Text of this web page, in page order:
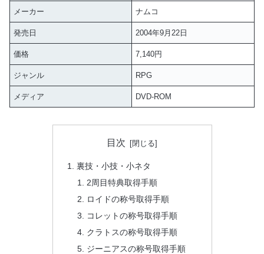
メーカー ナムコ
発売日 2004年9月22日
価格 7,140円
ジャンル RPG
メディア DVD-ROM
目次
裏技・小技・小ネタ
2周目特典取得手順
ロイドの称号取得手順
コレットの称号取得手順
クラトスの称号取得手順
ジーニアスの称号取得手順